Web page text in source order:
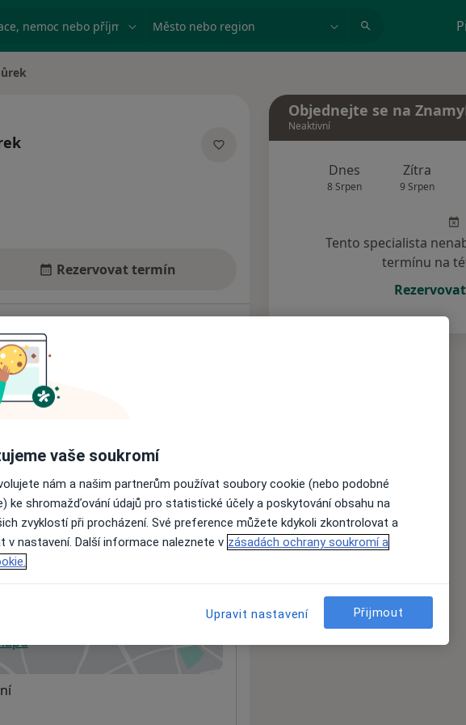
nemoc nebo příjmení Město nebo region
Rezervovat termín
nejsou k dispozici
informace o svých službách.
v nové záložce
Objednejte se na
Neaktivní
Dnes
8 Srpen
Zítra
9 Srpen
Tento specialista
termínu na
vaše soukromí
nám a našim partnerům používat soubory cookie (nebo podobné
ke shromažďování údajů pro statistické účely a poskytování obsahu na
zvyklostí při procházení. Své preference můžete kdykoli zkontrolovat a
v nastavení. Další informace naleznete v zásadách ochrany soukromí a
Upravit nastavení Přijmout